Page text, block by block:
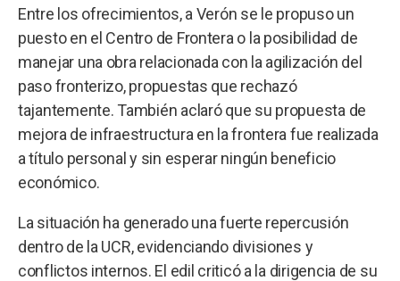
Entre los ofrecimientos, a Verón se le propuso un
puesto en el Centro de Frontera o la posibilidad de
manejar una obra relacionada con la agilización del
paso fronterizo, propuestas que rechazó
tajantemente. También aclaró que su propuesta de
mejora de infraestructura en la frontera fue realizada
a título personal y sin esperar ningún beneficio
económico.
La situación ha generado una fuerte repercusión
dentro de la UCR, evidenciando divisiones y
conflictos internos. El edil criticó a la dirigencia de su